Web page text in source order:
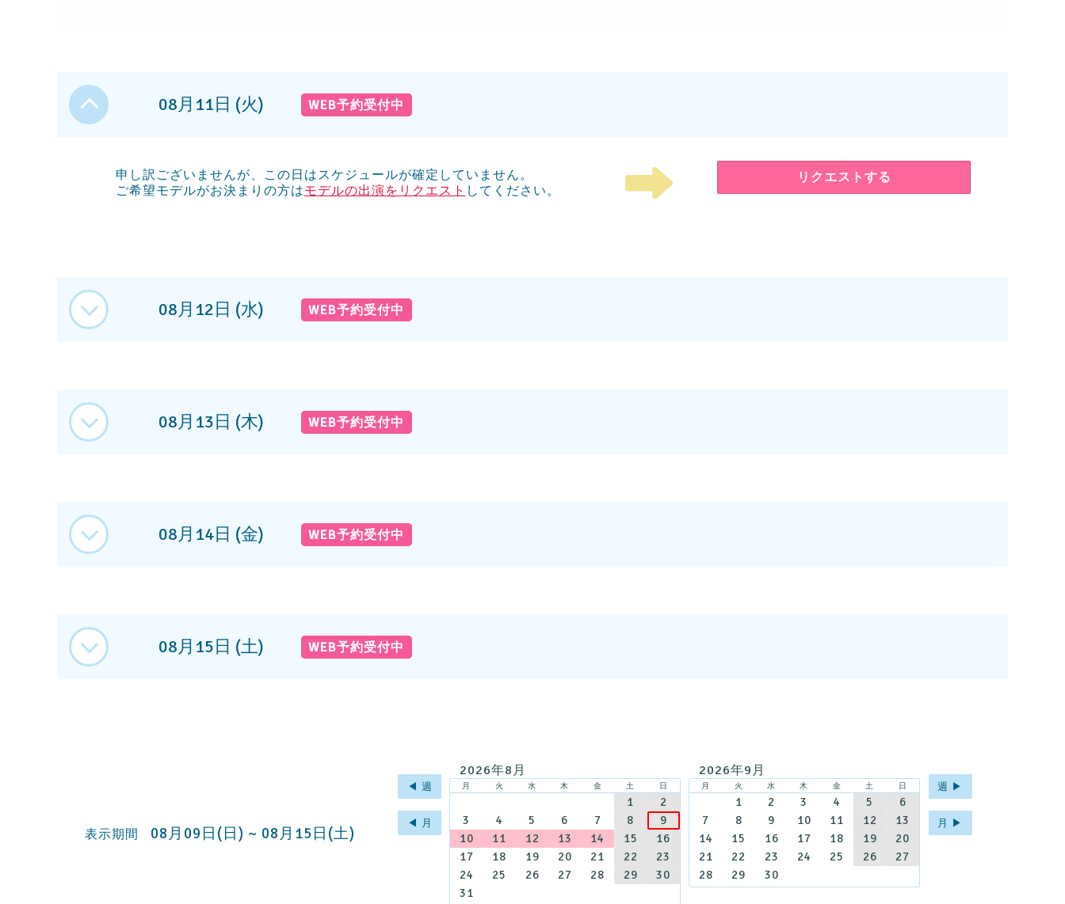
08月11日 (火) WEB予約受付中
申し訳ございませんが、この日はスケジュールが確定していません。
ご希望モデルがお決まりの方はモデルの出演をリクエスト してください。
リクエストする
08月12日 (水) WEB予約受付中
08月13日 (木) WEB予約受付中
08月14日 (金) WEB予約受付中
08月15日 (土) WEB予約受付中
表示期間 08月09日(日) ~ 08月15日(土)
◀︎ 週
◀︎ 月
2026年8月
月 火 水 木 金 土 日
1
2
3
4 5 6 7 8
9
10
11 12 13 14 15
16
17
18 19 20 21 22
23
24
25 26 27 28 29
30
31
2026年9月
月 火 水 木 金 土 日
1 2 3 4 5
6
7
8 9 10 11 12
13
14
15 16 17 18 19
20
21
22 23 24 25 26
27
28
29 30
週 ▶︎
月 ▶︎